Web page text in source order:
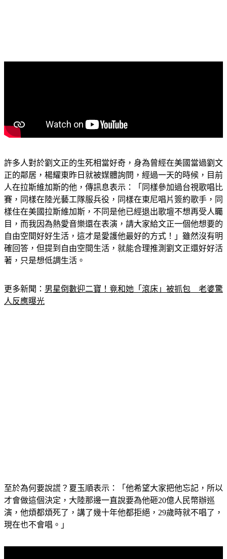
正的鄰居，楊耀東昨日就被媒體詢問，經過一天的時候，目前
人在拉斯維加斯的他，傳訊息表示：「同樣參加過台視歌唱比
賽，同樣在陸光藝工隊服兵役，同樣在東尼唱片簽約歌手，同
樣住在美國拉斯維加斯，不同是他已經退出歌壇不想再受人矚
目，而我因為熱愛音樂還在表演，請大家給文正一個他想要的
自由空間好好生活，這才是愛護他最好的方式！」雖然沒有明
確回答，但提到自由空間生活，就能合理推測劉文正還好好活
著，只是想低調生活。
人反應曝光
才會做這個決定，大陸那邊一直說要為他砸20億人民幣辦巡
演，他煩都煩死了，講了幾十年他都拒絕，29歲時就不唱了，
現在也不會唱。」